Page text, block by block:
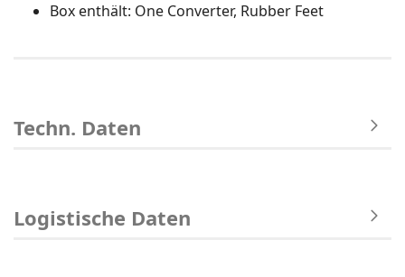
Box enthält: One Converter, Rubber Feet
Techn. Daten
Logistische Daten